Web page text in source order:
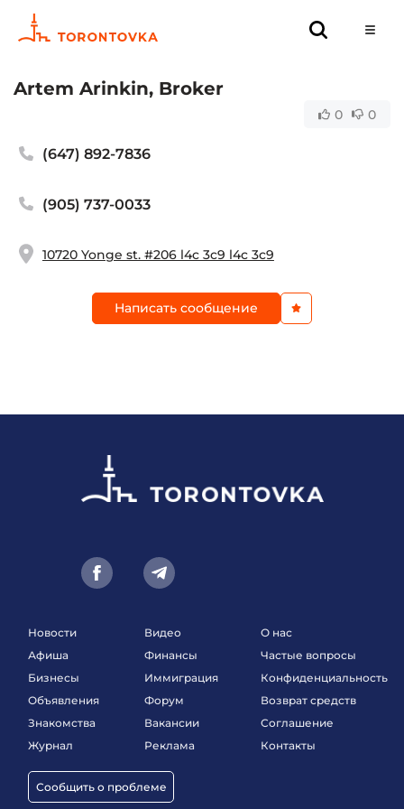
Artem Arinkin, Broker
0 0
(647) 892-7836
(905) 737-0033
10720 Yonge st. #206 l4c 3c9 l4c 3c9
Написать сообщение
Новости
Афиша
Бизнесы
Объявления
Знакомства
Журнал
Сообщить о проблеме
Видео
Финансы
Иммиграция
Форум
Вакансии
Реклама
О нас
Частые вопросы
Конфиденциальность
Возврат средств
Соглашение
Контакты